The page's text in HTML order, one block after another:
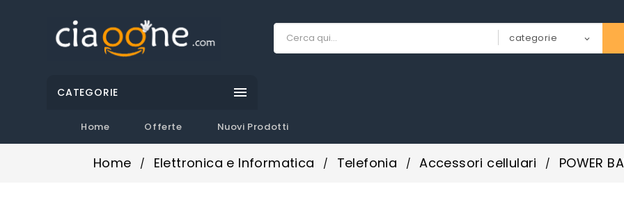
CATEGORIE 
Home Offerte Nuovi Prodotti
Home Elettronica e Informatica Telefonia Accessori cellulari POWER